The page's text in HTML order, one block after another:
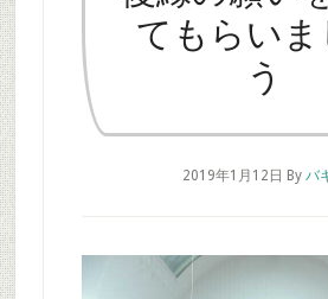
てもらいま
う
2019年1月12日 By バ